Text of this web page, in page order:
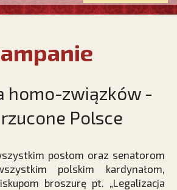
homo-związków -
Polsce
posłom oraz senatorom
polskim kardynałom,
broszurę pt. „Legalizacja